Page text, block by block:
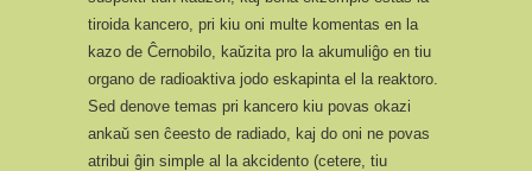
tiroida kancero, pri kiu oni multe komentas en la
kazo de Ĉernobilo, kaŭzita pro la akumuliĝo en tiu
organo de radioaktiva jodo eskapinta el la reaktoro.
Sed denove temas pri kancero kiu povas okazi
ankaŭ sen ĉeesto de radiado, kaj do oni ne povas
atribui ĝin simple al la akcidento (cetere, tiu